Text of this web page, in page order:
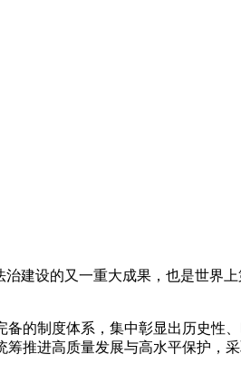
建设的又一重大成果，也是世界上
的制度体系，集中彰显出历史性
推进高质量发展与高水平保护，